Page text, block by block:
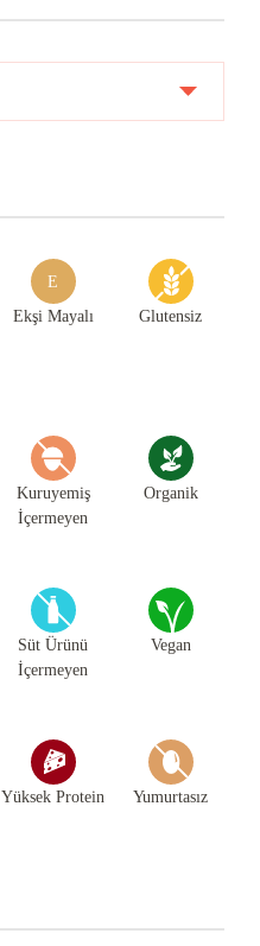
E
Ekşi Mayalı Glutensiz
Kuruyemiş
İçermeyen
Organik
Süt Ürünü
İçermeyen
Vegan
Yüksek Protein Yumurtasız